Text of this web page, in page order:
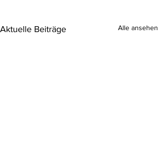
Aktuelle Beiträge Alle ansehen